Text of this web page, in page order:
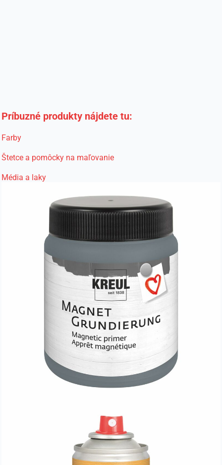
Príbuzné produkty nájdete tu:
Farby
Štetce a pomôcky na maľovanie
Média a laky